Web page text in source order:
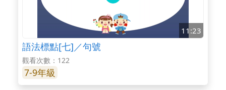
11:23
語法標點[七]／句號
觀看次數：122
7-9年級